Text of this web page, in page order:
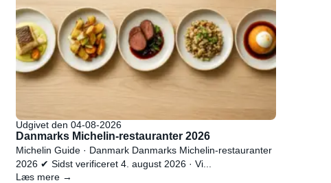
Udgivet den 04-08-2026
Danmarks Michelin-restauranter 2026
Michelin Guide · Danmark Danmarks Michelin-restauranter
2026 ✔ Sidst verificeret 4. august 2026 · Vi...
Læs mere →